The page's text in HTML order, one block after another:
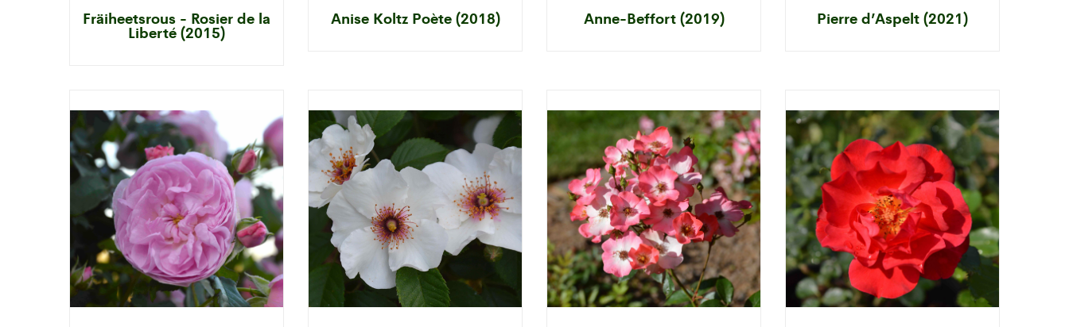
Fräiheetsrous - Rosier de la
Liberté (2015)
Anise Koltz Poète (2018) Anne-Beffort (2019) Pierre d’Aspelt (2021)